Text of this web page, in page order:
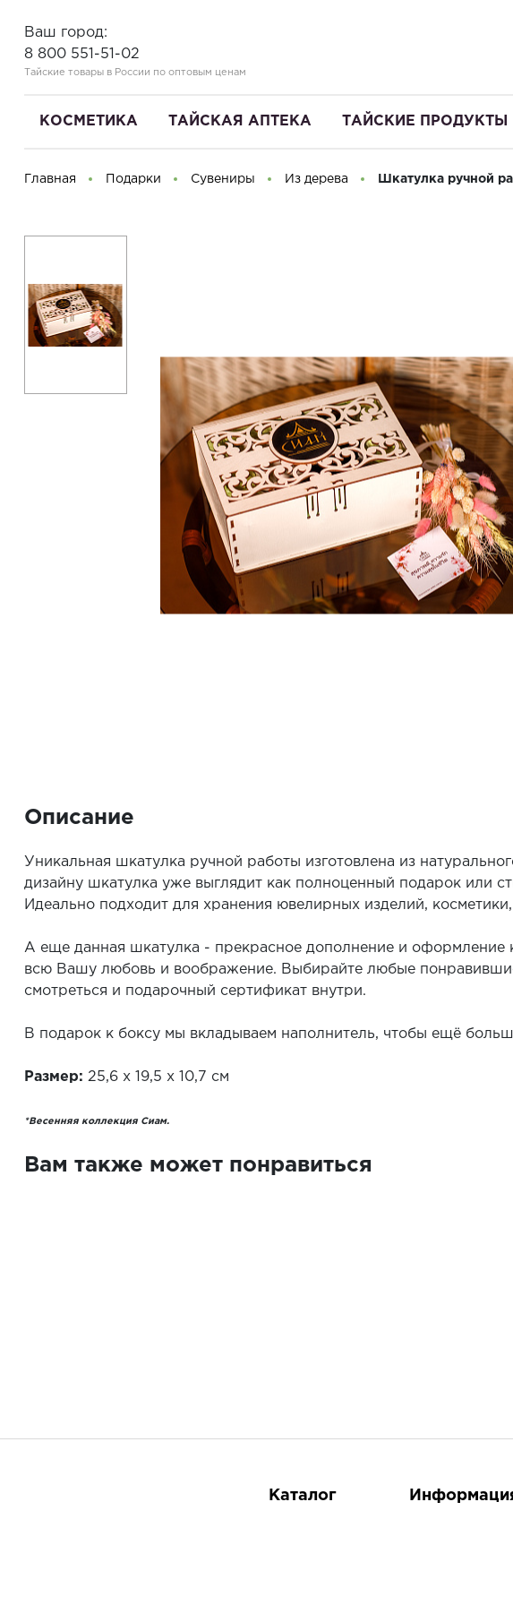
Ваш город:
8 800 551-51-02
Тайские товары в России по оптовым ценам
КОСМЕТИКА ТАЙСКАЯ АПТЕКА ТАЙСКИЕ ПРОДУКТЫ
Главная Подарки Сувениры Из дерева Шкатулка ручной
Описание
Уникальная шкатулка ручной работы изготовлена из
дизайну шкатулка уже выглядит как полноценный подарок или
Идеально подходит для хранения ювелирных изделий,
А еще данная шкатулка - прекрасное дополнение и оформление
всю Вашу любовь и воображение. Выбирайте любые
смотреться и подарочный сертификат внутри.
В подарок к боксу мы вкладываем наполнитель, чтобы ещё
Размер: 25,6 х 19,5 х 10,7 см
*Весенняя коллекция Сиам.
Вам также может понравиться
Каталог